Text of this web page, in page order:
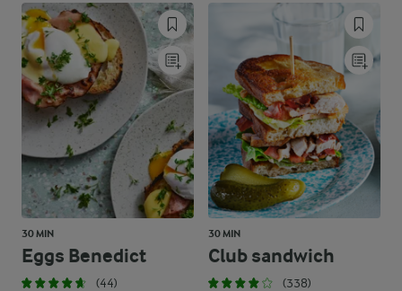
30 MIN
Eggs Benedict
(44)
30 MIN
Club sandwich
(338)